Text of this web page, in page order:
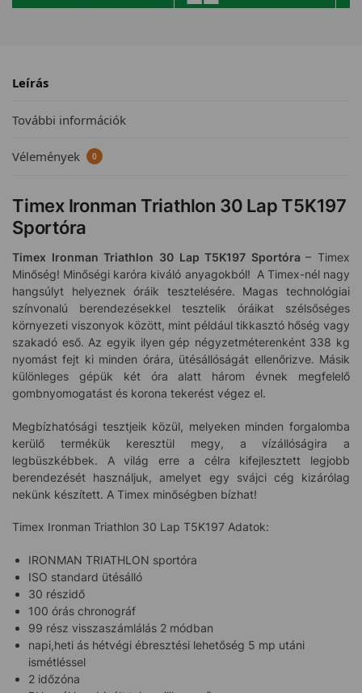
Leírás
További információk
Vélemények 0
Timex Ironman Triathlon 30 Lap T5K197
Sportóra
Timex Ironman Triathlon 30 Lap T5K197 Sportóra – Timex
Minőség! Minőségi karóra kiváló anyagokból! A Timex-nél nagy
hangsúlyt helyeznek óráik tesztelésére. Magas technológiai
színvonalú berendezésekkel tesztelik óráikat szélsőséges
környezeti viszonyok között, mint például tikkasztó hőség vagy
szakadó eső. Az egyik ilyen gép négyzetméterenként 338 kg
nyomást fejt ki minden órára, ütésállóságát ellenőrizve. Másik
különleges gépük két óra alatt három évnek megfelelő
gombnyomogatást és korona tekerést végez el.
Megbízhatósági tesztjeik közül, melyeken minden forgalomba
kerülő termékük keresztül megy, a vízállóságira a
legbüszkébbek. A világ erre a célra kifejlesztett legjobb
berendezését használjuk, amelyet egy svájci cég kizárólag
nekünk készített. A Timex minőségben bízhat!
Timex Ironman Triathlon 30 Lap T5K197 Adatok:
IRONMAN TRIATHLON sportóra
ISO standard ütésálló
30 részidő
100 órás chronográf
99 rész visszaszámlálás 2 módban
napi,heti ás hétvégi ébresztési lehetőség 5 mp utáni
ismétléssel
2 időzóna